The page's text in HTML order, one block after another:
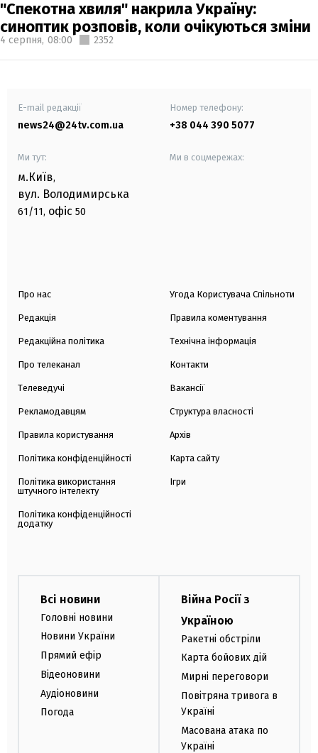
"Спекотна хвиля" накрила Україну:
синоптик розповів, коли очікуються зміни
4 серпня, 08:00 2352
E-mail редакції
news24@24tv.com.ua
Номер телефону:
+38 044 390 5077
Ми тут:
м.Київ,
вул. Володимирська
61/11, офіс 50
Ми в соцмережах:
Про нас
Редакція
Редакційна політика
Про телеканал
Телеведучі
Рекламодавцям
Правила користування
Політика конфіденційності
Політика використання
штучного інтелекту
Політика конфіденційності
додатку
Угода Користувача Спільноти
Правила коментування
Технічна інформація
Контакти
Вакансії
Структура власності
Архів
Карта сайту
Ігри
Всі новини
Головні новини
Новини України
Прямий ефір
Відеоновини
Аудіоновини
Погода
Війна Росії з
Україною
Ракетні обстріли
Карта бойових дій
Мирні переговори
Повітряна тривога в
Україні
Масована атака по
Україні